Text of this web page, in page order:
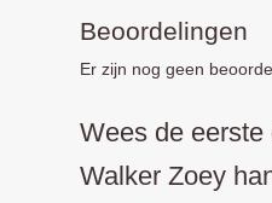
Beoordelingen
Er zijn nog geen
Wees de eerste
Walker Zoey